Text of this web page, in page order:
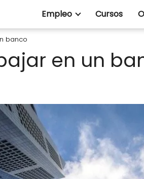
Empleo Cursos
banco
en un